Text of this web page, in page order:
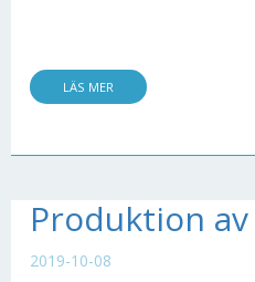
LÄS MER
Produktion
2019-10-08